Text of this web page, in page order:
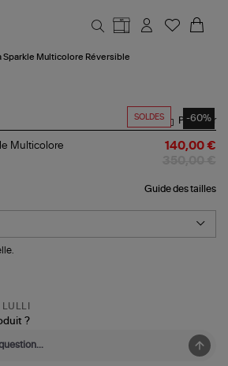
Sparkle Multicolore Réversible
SOLDES -60%
Partager
Multicolore
140,00 €
Guide des tailles
?